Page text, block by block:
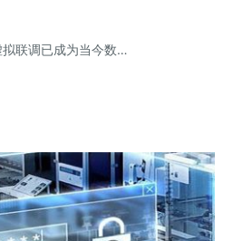
联调已成为当今数…